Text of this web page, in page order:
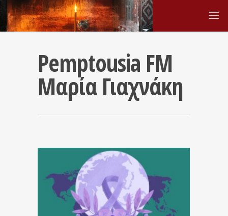
Pemptousia FM
Μαρία Γιαχνάκη